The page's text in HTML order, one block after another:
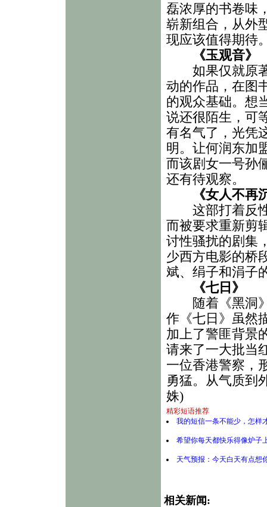
磊浓厚的书卷味
崭新组合，从外
现应该值得期待
《玉观音》
如果仅就原著
动的作品，在图
的观众基础。想
说还很陌生，可
有名气了，光凭
明。让何润东加
而该剧女一号孙
还有待观察。
《女人不再
这部打着反性
而被要求重新剪
讨性骚扰的剧集
少西方电影的桥
斌、绢子和涓子
《七日》
随着《黑洞》
作《七日》虽然
加上了警匪背景
请来了一大批当
一位香港警察，
勇猛。从气质到
姝)
精彩短语推荐
我的短信一条不能少，怎样
希望你每天都快乐得像炉
天气预报：今天白天有点
相关新闻: